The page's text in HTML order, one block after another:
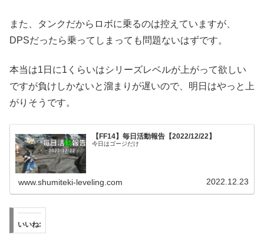
また、タンクだからロボに乗るのは控えていますが、
DPSだったら乗ってしまっても問題ないはずです。
本当は1日に1くらいはシリーズレベルが上がって欲しい
ですが負けしかないと溜まりが遅いので、明日はやっと上
がりそうです。
【FF14】毎日活動報告【2022/12/22】
今日はゴージだけ
www.shumiteki-leveling.com 2022.12.23
いいね: